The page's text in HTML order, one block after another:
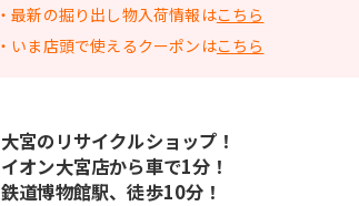
・最新の掘り出し物入荷情報はこちら
・いま店頭で使えるクーポンはこちら
大宮のリサイクルショップ！
イオン大宮店から車で1分！
鉄道博物館駅、徒歩10分！